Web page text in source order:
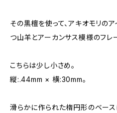
その黒檀を使って、アキオモリの
つ山羊とアーカンサス模様のフレ
こちらは少し小さめ。
縦:.44mm × 横:30mm。
滑らかに作られた楕円形のベー